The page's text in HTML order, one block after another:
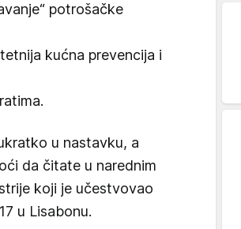
potrošačke
kućna prevencija i
u nastavku, a
da čitate u narednim
koji je učestvovao
u Lisabonu.